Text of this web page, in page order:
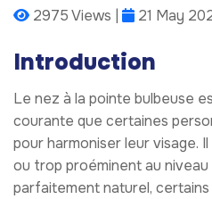
2975 Views | 21 May
Introduction
Le nez à la pointe bulbeuse
courante que certaines
pour harmoniser leur visage.
ou trop proéminent au niveau
parfaitement naturel,